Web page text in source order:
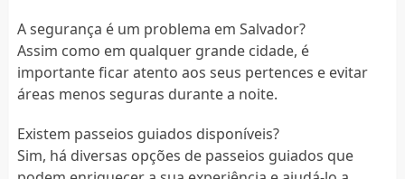
A segurança é um problema em Salvador?
Assim como em qualquer grande cidade, é
importante ficar atento aos seus pertences e evitar
áreas menos seguras durante a noite.
Existem passeios guiados disponíveis?
Sim, há diversas opções de passeios guiados que